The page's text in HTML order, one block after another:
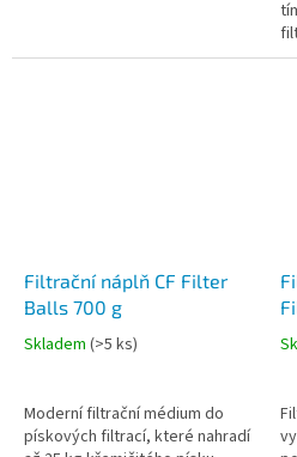
Filtrační náplň CF Filter
Balls 700 g
Skladem (>5 ks)
Moderní filtrační médium do
pískových filtrací, které nahradí